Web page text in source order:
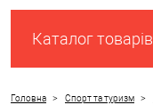
Каталог товарів
Головна > Спорт та туризм >